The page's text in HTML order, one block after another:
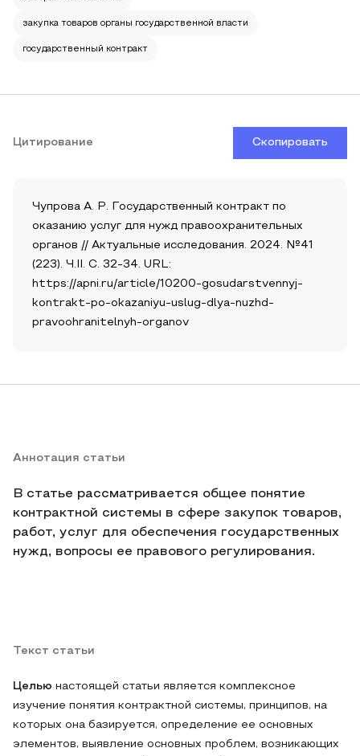
закупка товаров органы государственной власти
государственный контракт
Цитирование Скопировать
Чупрова А. Р. Государственный контракт по
оказанию услуг для нужд правоохранительных
органов // Актуальные исследования. 2024. №41
(223). Ч.II. С. 32-34. URL:
https://apni.ru/article/10200-gosudarstvennyj-
kontrakt-po-okazaniyu-uslug-dlya-nuzhd-
pravoohranitelnyh-organov
Аннотация статьи
В статье рассматривается общее понятие
контрактной системы в сфере закупок товаров,
работ, услуг для обеспечения государственных
нужд, вопросы ее правового регулирования.
Текст статьи
Целью настоящей статьи является комплексное
изучение понятия контрактной системы, принципов, на
которых она базируется, определение ее основных
элементов, выявление основных проблем, возникающих